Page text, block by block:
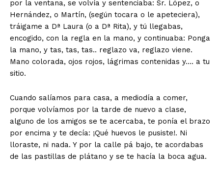
por la ventana, se volvía y sentenciaba: Sr. López, o
Hernández, o Martín, (según tocara o le apeteciera),
tráigame a Dª Laura (o a Dª Rita), y tú llegabas,
encogido, con la regla en la mano, y continuaba: Ponga
la mano, y tas, tas, tas.. reglazo va, reglazo viene.
Mano colorada, ojos rojos, lágrimas contenidas y…. a tu
sitio.
Cuando salíamos para casa, a mediodía a comer,
porque volvíamos por la tarde de nuevo a clase,
alguno de los amigos se te acercaba, te ponía el brazo
por encima y te decía: ¡Qué huevos le pusiste!. Ni
lloraste, ni nada. Y por la calle pá bajo, te acordabas
de las pastillas de plátano y se te hacía la boca agua.